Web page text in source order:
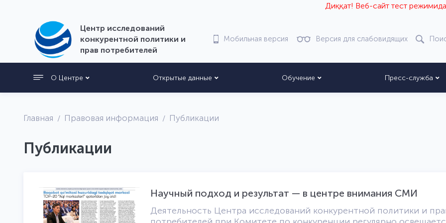
Диққат! Веб-сайт тест режимида
Центр исследований
конкурентной политики и
прав потребителей
Мобильная версия Версия для слабовидящих
О Центре Открытые данные Обучение Пресс-служба
Главная Правовая информация Публикации
Публикации
Научный подход и результат — в центре внимания СМИ
Деятельность Центра исследований конкурентной политики и